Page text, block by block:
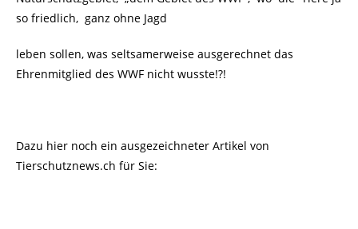
so friedlich, ganz ohne Jagd
leben sollen, was seltsamerweise ausgerechnet das
Ehrenmitglied des WWF nicht wusste!?!
Dazu hier noch ein ausgezeichneter Artikel von
Tierschutznews.ch für Sie: